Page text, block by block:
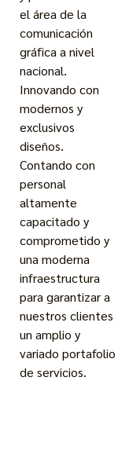
el área de la
comunicación
gráfica a nivel
nacional.
Innovando con
modernos y
exclusivos
diseños.
Contando con
personal
altamente
capacitado y
comprometido y
una moderna
infraestructura
para garantizar a
nuestros clientes
un amplio y
variado portafolio
de servicios.